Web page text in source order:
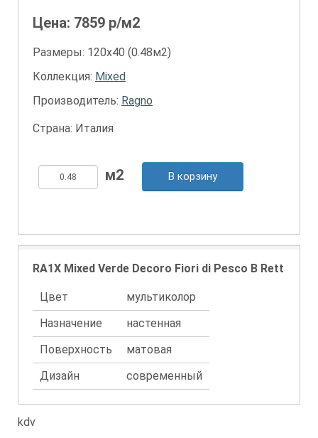
Цена: 7859 р/м2
Размеры: 120х40 (0.48м2)
Коллекция: Mixed
Производитель: Ragno
Страна: Италия
В корзину
RA1X Mixed Verde Decoro Fiori di Pesco B Rett
Цвет
мультиколор
Назначение
настенная
Поверхность
матовая
Дизайн
современный
kdv